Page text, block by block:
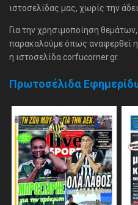
ιστοσελίδας μας, χωρίς την
Για την χρησιμοποίηση
παρακαλούμε όπως αναφερθεί
η ιστοσελίδα corfucorner.gr.
Πρωτοσέλιδα